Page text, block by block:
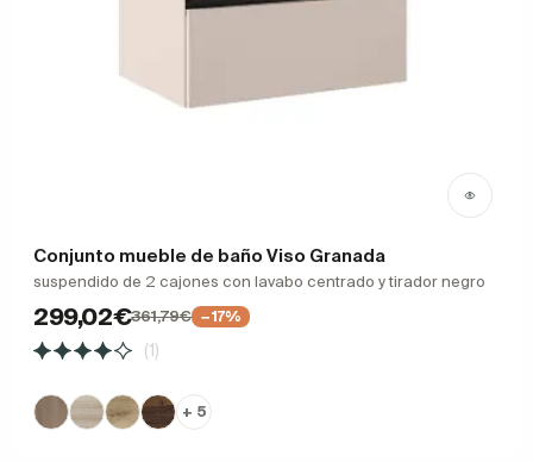
Conjunto mueble de baño Viso Granada
suspendido de 2 cajones con lavabo centrado y tirador negro
299,02€361,79€ −17%
(1)
+ 5